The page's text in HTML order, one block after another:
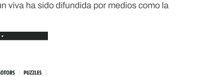
viva ha sido difundida por medios como la